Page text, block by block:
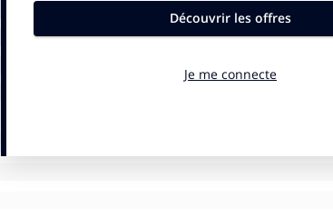
tiers des entreprises du Global Fortune 100
circulaire.Alors que de nombreuses
circulaire. Les entreprises qui ne se
trois marques seront confrontées à des